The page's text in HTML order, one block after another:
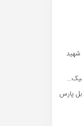
شهید
پارس